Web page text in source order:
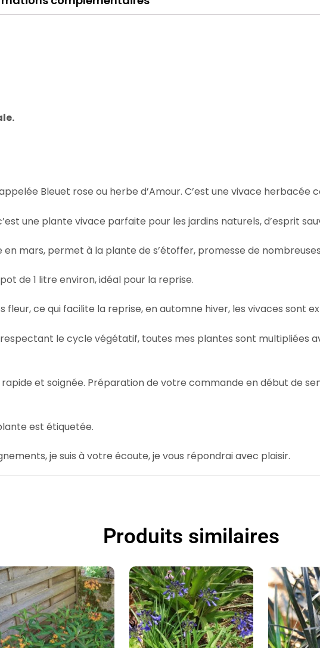
Bleuet rose ou herbe d’Amour. C’est une vivace herbacée
une plante vivace parfaite pour les jardins naturels, d’esprit
en mars, permet à la plante de s’étoffer, promesse de
de 1 litre environ, idéal pour la reprise.
fleur, ce qui facilite la reprise, en automne hiver, les vivaces sont
le cycle végétatif, toutes mes plantes sont multipliées
et soignée. Préparation de votre commande en début de
est étiquetée.
je suis à votre écoute, je vous répondrai avec plaisir.
Produits similaires